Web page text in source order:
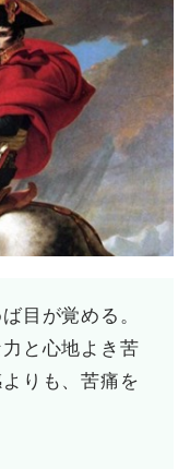
目が覚める。
と心地よき苦
りも、苦痛を